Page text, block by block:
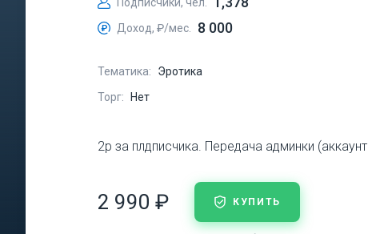
Доход, ₽/мес. 8 000
Тематика:
Эротика
Торг:
Нет
2р за плдписчика. Передача админки
2 990 ₽ КУПИТЬ